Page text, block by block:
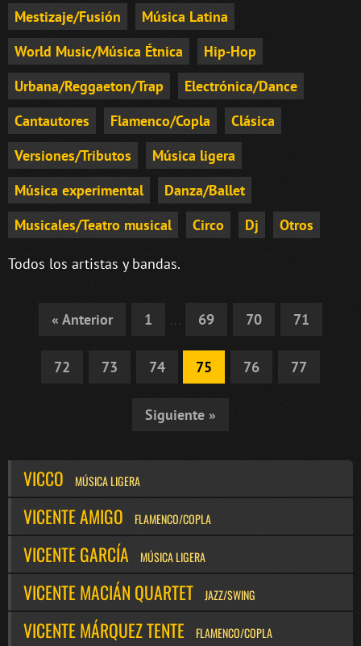
Mestizaje/Fusión
Música Latina
World Music/Música Étnica
Hip-Hop
Urbana/Reggaeton/Trap
Electrónica/Dance
Cantautores
Flamenco/Copla
Clásica
Versiones/Tributos
Música ligera
Música experimental
Danza/Ballet
Musicales/Teatro musical
Circo Dj Otros
Todos los artistas y bandas.
« Anterior 1 ... 69 70 71
72 73 74 75 76 77
Siguiente »
VICCO MÚSICA LIGERA
VICENTE AMIGO FLAMENCO/COPLA
VICENTE GARCÍA MÚSICA LIGERA
VICENTE MACIÁN QUARTET JAZZ/SWING
VICENTE MÁRQUEZ TENTE FLAMENCO/COPLA